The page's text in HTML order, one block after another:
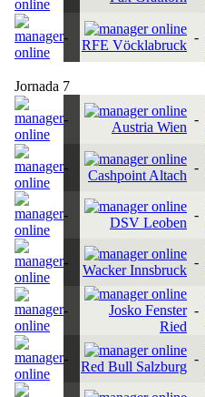
-
RFE Vöcklabruck
-
Jornada 7
-
Austria Wien
-
-
Cashpoint Altach
-
-
DSV Leoben
-
-
Wacker Innsbruck
-
-
Josko Fenster
Ried
-
-
Red Bull Salzburg
-